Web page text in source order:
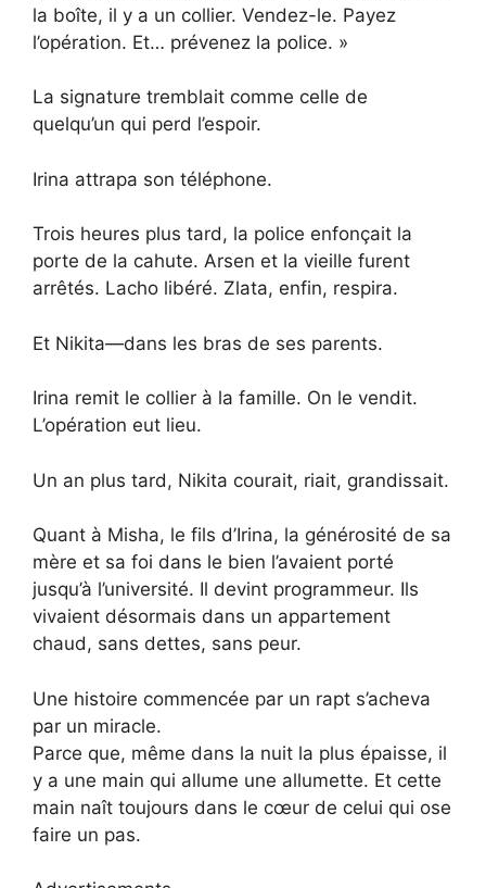
la boîte, il y a un collier. Vendez-le. Payez
l’opération. Et… prévenez la police. »
La signature tremblait comme celle de
quelqu’un qui perd l’espoir.
Irina attrapa son téléphone.
Trois heures plus tard, la police enfonçait la
porte de la cahute. Arsen et la vieille furent
arrêtés. Lacho libéré. Zlata, enfin, respira.
Et Nikita—dans les bras de ses parents.
Irina remit le collier à la famille. On le vendit.
L’opération eut lieu.
Un an plus tard, Nikita courait, riait, grandissait.
Quant à Misha, le fils d’Irina, la générosité de sa
mère et sa foi dans le bien l’avaient porté
jusqu’à l’université. Il devint programmeur. Ils
vivaient désormais dans un appartement
chaud, sans dettes, sans peur.
Une histoire commencée par un rapt s’acheva
par un miracle.
Parce que, même dans la nuit la plus épaisse, il
y a une main qui allume une allumette. Et cette
main naît toujours dans le cœur de celui qui ose
faire un pas.